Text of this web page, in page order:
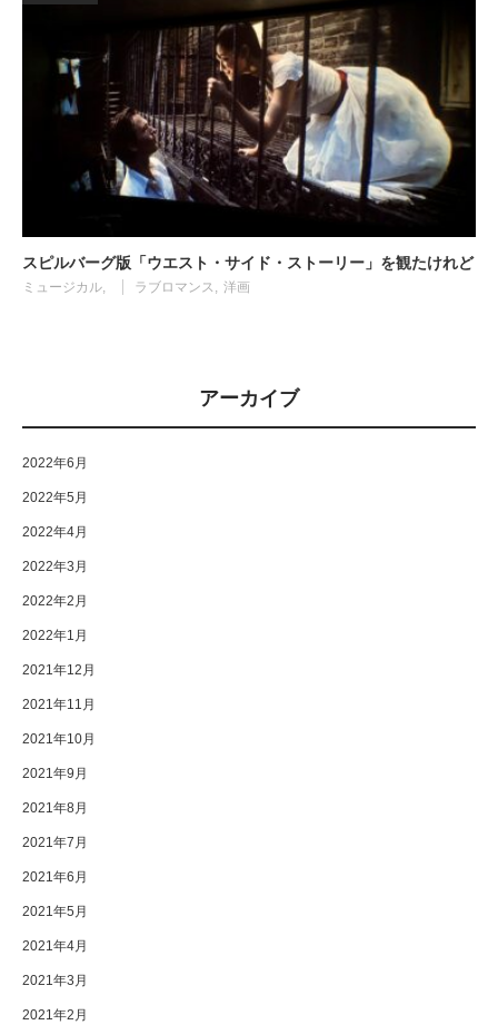
スピルバーグ版「ウエスト・サイド・ストーリー」を観たけれど
ミュージカル ラブロマンス 洋画
アーカイブ
2022年6月
2022年5月
2022年4月
2022年3月
2022年2月
2022年1月
2021年12月
2021年11月
2021年10月
2021年9月
2021年8月
2021年7月
2021年6月
2021年5月
2021年4月
2021年3月
2021年2月